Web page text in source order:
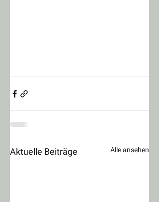
Aktuelle Beiträge Alle ansehen